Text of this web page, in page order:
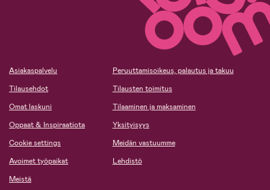
Asiakaspalvelu
Tilausehdot
Omat laskuni
Oppaat & Inspiraatiota
Cookie settings
Avoimet työpaikat
Meistä
Peruuttamisoikeus, palautus ja takuu
Tilausten toimitus
Tilaaminen ja maksaminen
Yksityisyys
Meidän vastuumme
Lehdistö